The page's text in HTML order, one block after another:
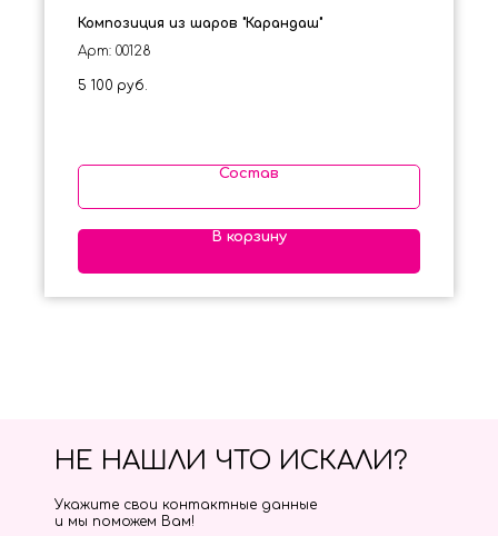
Композиция из шаров "Карандаш"
Арт: 00128
5 100 руб.
Состав
В корзину
НЕ НАШЛИ ЧТО ИСКАЛИ?
Укажите свои контактные данные
и мы поможем Вам!